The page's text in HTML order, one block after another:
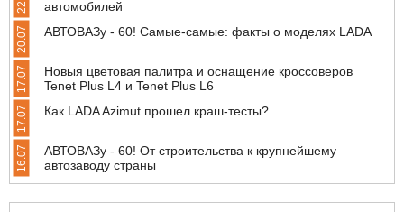
автомобилей
20.07 АВТОВАЗу - 60! Самые-самые: факты о моделях LADA
17.07
Новыя цветовая палитра и оснащение кроссоверов
Tenet Plus L4 и Tenet Plus L6
17.07 Как LADA Azimut прошел краш-тесты?
16.07
АВТОВАЗу - 60! От строительства к крупнейшему
автозаводу страны